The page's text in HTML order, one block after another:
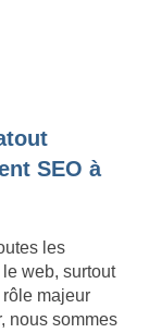
SEO à
les
web, surtout
majeur
nous sommes